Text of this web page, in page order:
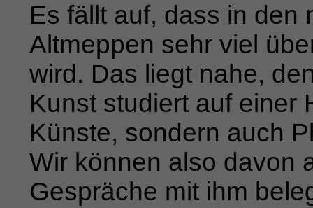
Es fällt auf, dass in den
Altmeppen sehr viel
wird. Das liegt nahe,
Kunst studiert auf einer
Künste, son­dern auch
Wir können also davon
Gespräche mit ihm